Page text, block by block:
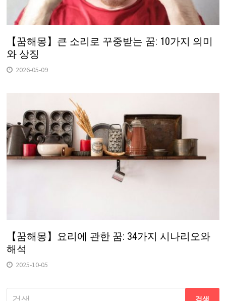
【꿈해몽】큰 소리로 꾸중받는 꿈: 10가지 의미
와 상징
2026-05-09
【꿈해몽】요리에 관한 꿈: 34가지 시나리오와
해석
2025-10-05
다